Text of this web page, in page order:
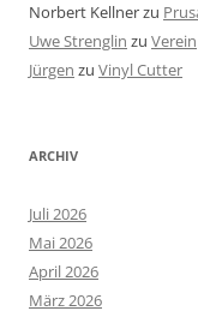
Norbert Kellnerzu
Uwe Strenglin zu Verein
Jürgen zu Vinyl Cutter
ARCHIV
Juli 2026
Mai 2026
April 2026
März 2026